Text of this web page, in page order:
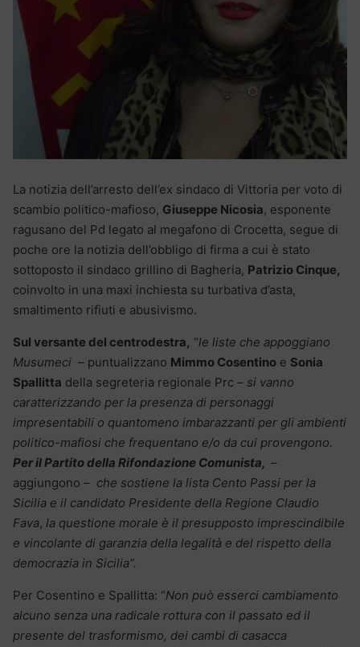
La notizia dell’arresto dell’ex sindaco di Vittoria per voto di
scambio politico-mafioso, Giuseppe Nicosia, esponente
ragusano del Pd legato al megafono di Crocetta, segue di
poche ore la notizia dell’obbligo di firma a cui è stato
sottoposto il sindaco grillino di Bagheria, Patrizio Cinque,
coinvolto in una maxi inchiesta su turbativa d’asta,
smaltimento rifiuti e abusivismo.
Sul versante del centrodestra, “le liste che appoggiano
Musumeci – puntualizzano Mimmo Cosentino e Sonia
Spallitta della segreteria regionale Prc – si vanno
caratterizzando per la presenza di personaggi
impresentabili o quantomeno imbarazzanti per gli ambienti
politico-mafiosi che frequentano e/o da cui provengono.
Per il Partito della Rifondazione Comunista, –
aggiungono – che sostiene la lista Cento Passi per la
Sicilia e il candidato Presidente della Regione Claudio
Fava, la questione morale è il presupposto imprescindibile
e vincolante di garanzia della legalità e del rispetto della
democrazia in Sicilia”.
Per Cosentino e Spallitta: “Non può esserci cambiamento
alcuno senza una radicale rottura con il passato ed il
presente del trasformismo, dei cambi di casacca